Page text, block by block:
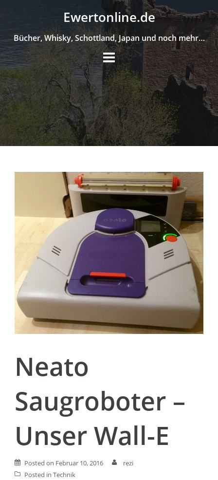
to
Ewertonline.de
Bücher, Whisky, Schottland, Japan und noch mehr…
Neato
Saugroboter –
Unser Wall-E
Posted on Februar 10, 2016
rezi
Posted in Technik